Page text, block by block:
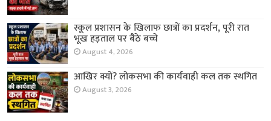
स्कूल प्रशासन के खिलाफ छात्रों का प्रदर्शन, पूरी रात
भूख हड़ताल पर बैठे बच्चे
August 4, 2026
आखिर क्यों? लोकसभा की कार्यवाही कल तक स्थगित
August 3, 2026